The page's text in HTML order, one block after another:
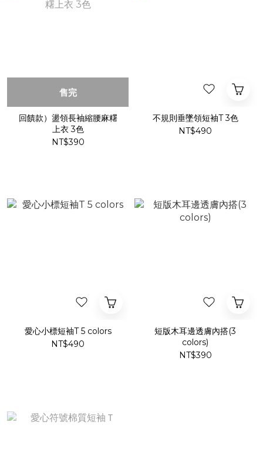
售完
回饋款）盪領長袖縮腰麻糬
上衣 3色
NT$390
不規則垂墜領短袖T 3色
NT$490
愛心小標短袖T 5 colors
NT$490
短版木耳邊透膚內搭(3
colors)
NT$390